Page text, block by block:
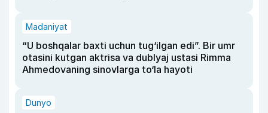
Madaniyat
“U boshqalar baxti uchun tug‘ilgan edi”. Bir umr
otasini kutgan aktrisa va dublyaj ustasi Rimma
Ahmedovaning sinovlarga to‘la hayoti
Dunyo